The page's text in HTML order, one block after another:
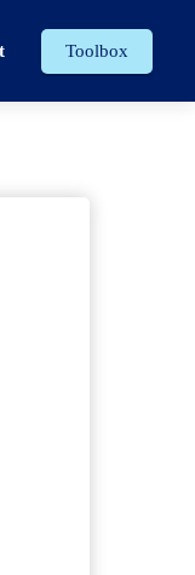
Toolbox